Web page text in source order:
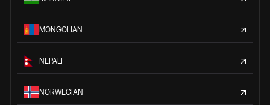
MONGOLIAN
NEPALI
NORWEGIAN